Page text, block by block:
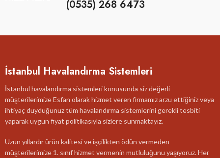
(0535) 268 6473
İstanbul Havalandırma Sistemleri
İstanbul havalandırma sistemleri konusunda siz değerli
müşterilerimize Esfan olarak hizmet veren firmamız arzu ettiğiniz veya
ihtiyaç duyduğunuz tüm havalandırma sistemlerini gerekli tesbiti
yaparak uygun fiyat politikasıyla sizlere sunmaktayız.
Uzun yıllardır ürün kalitesi ve işçilikten ödün vermeden
müşterilerimize 1. sınıf hizmet vermenin mutluluğunu yaşıyoruz. Her